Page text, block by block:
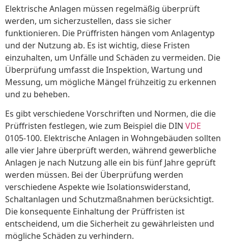
Elektrische Anlagen müssen regelmäßig überprüft
werden, um sicherzustellen, dass sie sicher
funktionieren. Die Prüffristen hängen vom Anlagentyp
und der Nutzung ab. Es ist wichtig, diese Fristen
einzuhalten, um Unfälle und Schäden zu vermeiden. Die
Überprüfung umfasst die Inspektion, Wartung und
Messung, um mögliche Mängel frühzeitig zu erkennen
und zu beheben.
Es gibt verschiedene Vorschriften und Normen, die die
Prüffristen festlegen, wie zum Beispiel die DIN VDE
0105-100. Elektrische Anlagen in Wohngebäuden sollten
alle vier Jahre überprüft werden, während gewerbliche
Anlagen je nach Nutzung alle ein bis fünf Jahre geprüft
werden müssen. Bei der Überprüfung werden
verschiedene Aspekte wie Isolationswiderstand,
Schaltanlagen und Schutzmaßnahmen berücksichtigt.
Die konsequente Einhaltung der Prüffristen ist
entscheidend, um die Sicherheit zu gewährleisten und
mögliche Schäden zu verhindern.